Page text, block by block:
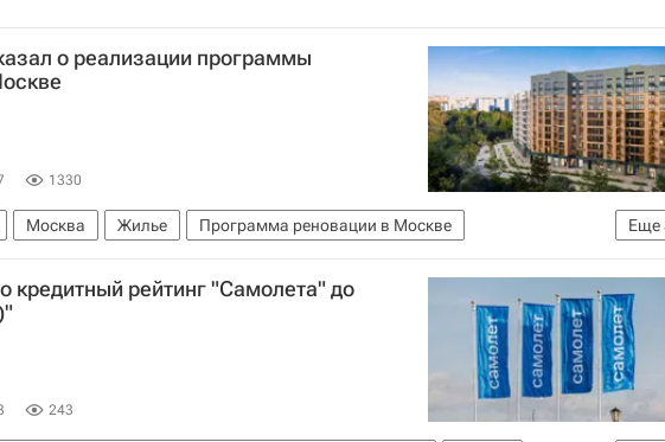
о реализации программы
1330
Еще
Москва Жилье
Программа реновации в Москве
в Москве
Реновация Строительство
кредитный рейтинг "Самолета" до
243